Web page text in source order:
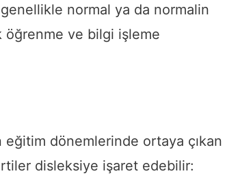
normal ya da normalin
öğrenme ve bilgi işleme
dönemlerinde ortaya çıkan
disleksiye işaret edebilir: